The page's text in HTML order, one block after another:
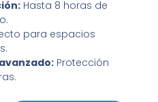
Hasta 8 horas de
para espacios
Protección